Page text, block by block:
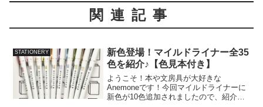
関連記事
STATIONERY
新色登場！マイルドライナー全35
色を紹介♪【色見本付き】
ようこそ！本や文房具が大好きな
Anemoneです！今回マイルドライナーに
新色が10色追加されましたので、紹介し